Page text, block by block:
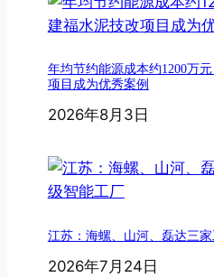
年均节约能源成本约1200万
项目成为优秀案例
2026年8月3日
江苏：海螺、山河、磊达三
2026年7月24日